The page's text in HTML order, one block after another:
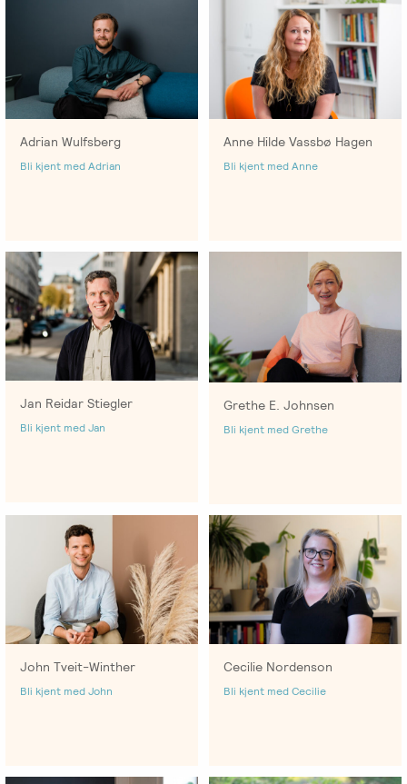
Adrian Wulfsberg
Bli kjent med Adrian
Anne Hilde Vassbø Hagen
Bli kjent med Anne
Jan Reidar Stiegler
Bli kjent med Jan
Grethe E. Johnsen
Bli kjent med Grethe
John Tveit-Winther
Bli kjent med John
Cecilie Nordenson
Bli kjent med Cecilie